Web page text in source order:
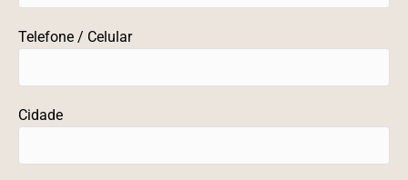
Telefone / Celular
Cidade